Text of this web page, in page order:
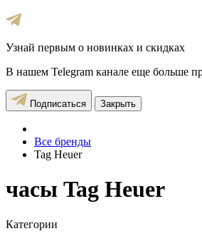
Узнай первым о новинках и скидках
В нашем Telegram канале еще больше
Подписаться Закрыть
Все бренды
Tag Heuer
часы Tag Heuer
Категории